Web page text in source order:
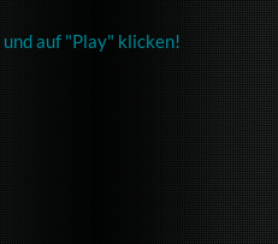
und auf "Play" klicken!